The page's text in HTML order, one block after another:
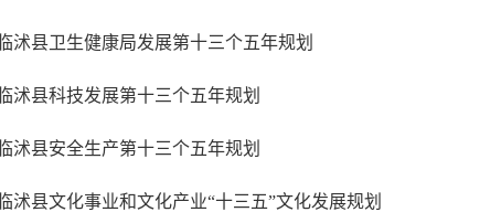
临沭县卫生健康局发展第十三个五年规划
临沭县科技发展第十三个五年规划
临沭县安全生产第十三个五年规划
临沭县文化事业和文化产业“十三五”文化发展规划